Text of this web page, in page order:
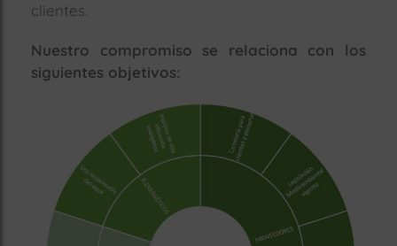
clientes.
Nuestro compromiso se relaciona con los
siguientes objetivos: